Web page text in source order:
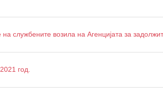
службените возила на Агенцијата за
год.